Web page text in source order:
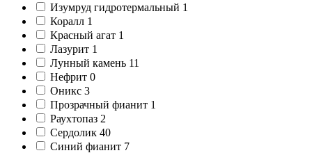
Изумруд гидротермальный 1
Коралл 1
Красный агат 1
Лазурит 1
Лунный камень 11
Нефрит 0
Оникс 3
Прозрачный фианит 1
Раухтопаз 2
Сердолик 40
Синий фианит 7